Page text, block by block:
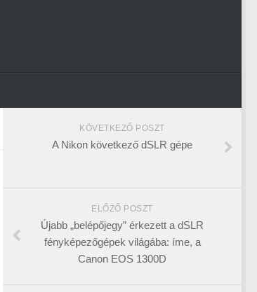
KÖVETKEZŐ POSZT
A Nikon következő dSLR gépe
ELŐZŐ POSZT
Újabb „belépőjegy” érkezett a dSLR
fényképezőgépek világába: íme, a
Canon EOS 1300D